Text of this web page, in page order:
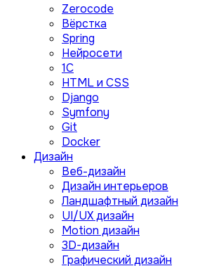
Zerocode
Вёрстка
Spring
Нейросети
1C
HTML и CSS
Django
Symfony
Git
Docker
Дизайн
Веб-дизайн
Дизайн интерьеров
Ландшафтный дизайн
UI/UX дизайн
Motion дизайн
3D-дизайн
Графический дизайн